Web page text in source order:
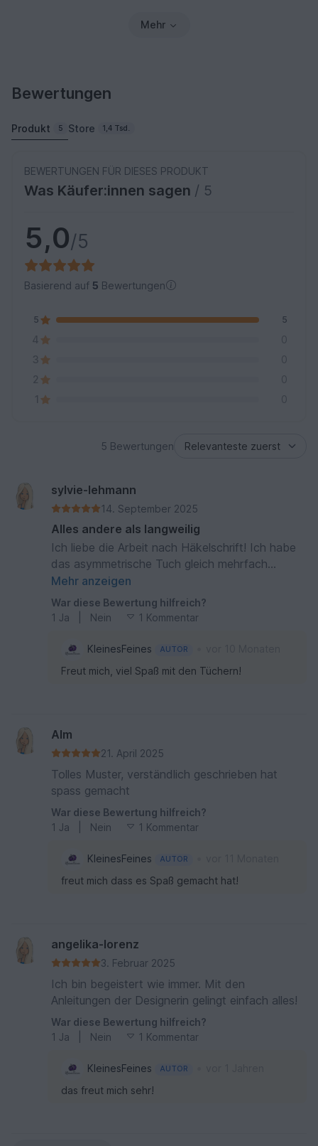
Mehr
Bewertungen
Produkt 5 Store 1,4 Tsd.
BEWERTUNGEN FÜR DIESES PRODUKT
Was Käufer:innen sagen / 5
5,0/5
Basierend auf 5 Bewertungen
5 5
4
0
3
0
2
0
1
0
5 Bewertungen
sylvie-lehmann
14. September 2025
Alles andere als langweilig
Ich liebe die Arbeit nach Häkelschrift! Ich habe
das asymmetrische Tuch gleich mehrfach
gehäkelt, weil es einfach Spaß gemacht hat und
ein ungewöhnlich abwechslungsreiches Tuch
ergibt. Bobbelgarn aus Baumwolle und Polyacryl
einen schönen Fall.
Mehr anzeigen
War diese Bewertung hilfreich?
1 Ja Nein 1 Kommentar
KleinesFeines AUTOR
Freut mich, viel Spaß mit den Tüchern!
Alm
21. April 2025
Tolles Muster, verständlich geschrieben hat
spass gemacht
War diese Bewertung hilfreich?
1 Ja Nein 1 Kommentar
KleinesFeines AUTOR
freut mich dass es Spaß gemacht hat!
angelika-lorenz
3. Februar 2025
Ich bin begeistert wie immer. Mit den
Anleitungen der Designerin gelingt einfach alles!
War diese Bewertung hilfreich?
1 Ja Nein 1 Kommentar
KleinesFeines AUTOR
das freut mich sehr!